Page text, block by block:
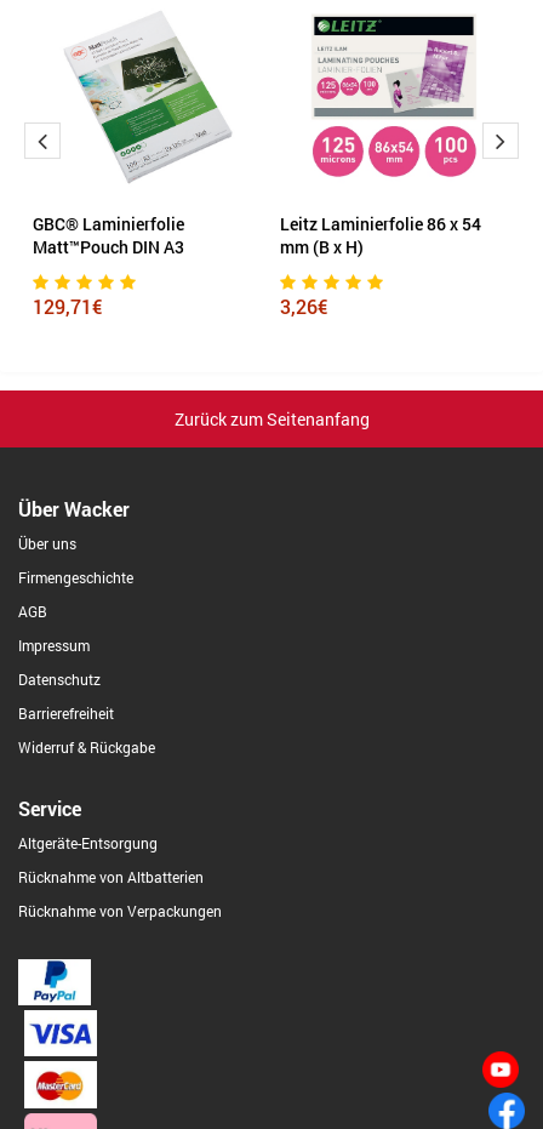
GBC® Laminierfolie
Matt™Pouch DIN A3
129,71€
Leitz Laminierfolie 86 x 54
mm (B x H)
3,26€
Zurück zum Seitenanfang
Über Wacker
Über uns
Firmengeschichte
AGB
Impressum
Datenschutz
Barrierefreiheit
Widerruf & Rückgabe
Service
Altgeräte-Entsorgung
Rücknahme von Altbatterien
Rücknahme von Verpackungen